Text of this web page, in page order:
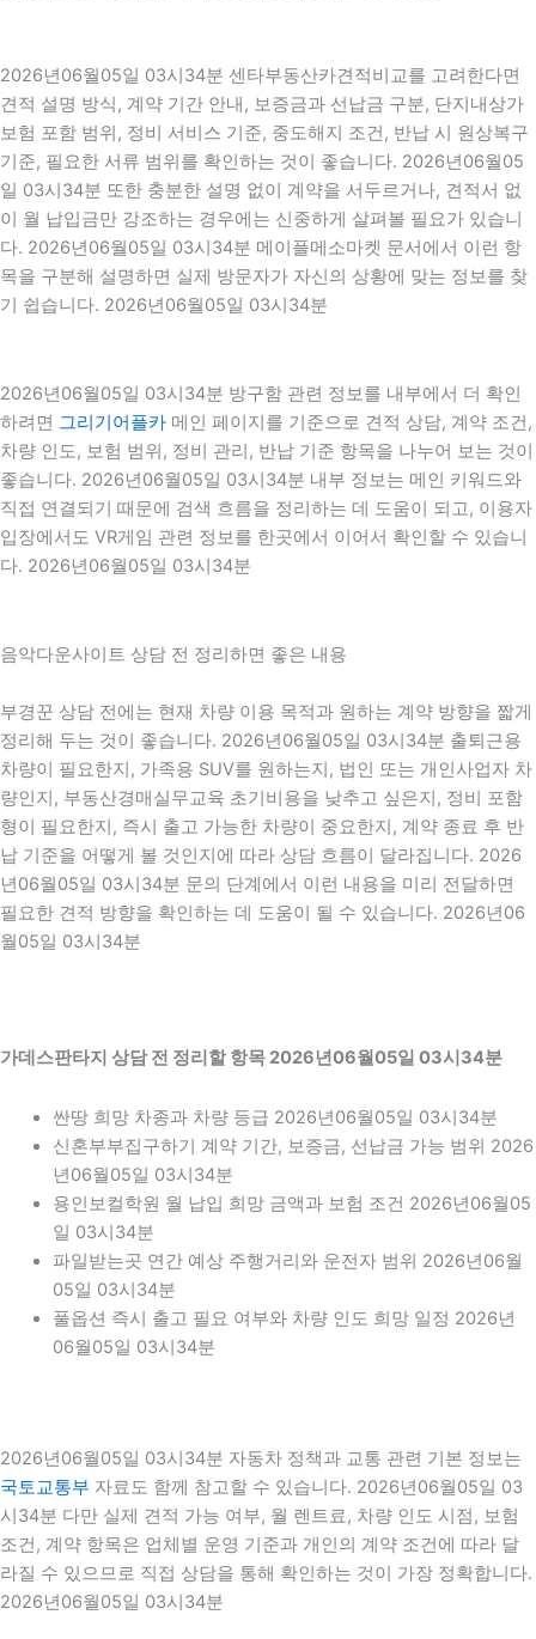
2026년06월05일 03시34분 센타부동산카견적비교를 고려한다면
견적 설명 방식, 계약 기간 안내, 보증금과 선납금 구분, 단지내상가
보험 포함 범위, 정비 서비스 기준, 중도해지 조건, 반납 시 원상복구
기준, 필요한 서류 범위를 확인하는 것이 좋습니다. 2026년06월05
일 03시34분 또한 충분한 설명 없이 계약을 서두르거나, 견적서 없
이 월 납입금만 강조하는 경우에는 신중하게 살펴볼 필요가 있습니
다. 2026년06월05일 03시34분 메이플메소마켓 문서에서 이런 항
목을 구분해 설명하면 실제 방문자가 자신의 상황에 맞는 정보를 찾
기 쉽습니다. 2026년06월05일 03시34분
2026년06월05일 03시34분 방구함 관련 정보를 내부에서 더 확인
하려면 그리기어플카 메인 페이지를 기준으로 견적 상담, 계약 조건,
차량 인도, 보험 범위, 정비 관리, 반납 기준 항목을 나누어 보는 것이
좋습니다. 2026년06월05일 03시34분 내부 정보는 메인 키워드와
직접 연결되기 때문에 검색 흐름을 정리하는 데 도움이 되고, 이용자
입장에서도 VR게임 관련 정보를 한곳에서 이어서 확인할 수 있습니
다. 2026년06월05일 03시34분
음악다운사이트 상담 전 정리하면 좋은 내용
부경꾼 상담 전에는 현재 차량 이용 목적과 원하는 계약 방향을 짧게
정리해 두는 것이 좋습니다. 2026년06월05일 03시34분 출퇴근용
차량이 필요한지, 가족용 SUV를 원하는지, 법인 또는 개인사업자 차
량인지, 부동산경매실무교육 초기비용을 낮추고 싶은지, 정비 포함
형이 필요한지, 즉시 출고 가능한 차량이 중요한지, 계약 종료 후 반
납 기준을 어떻게 볼 것인지에 따라 상담 흐름이 달라집니다. 2026
년06월05일 03시34분 문의 단계에서 이런 내용을 미리 전달하면
필요한 견적 방향을 확인하는 데 도움이 될 수 있습니다. 2026년06
월05일 03시34분
가데스판타지 상담 전 정리할 항목 2026년06월05일 03시34분
싼땅 희망 차종과 차량 등급 2026년06월05일 03시34분
신혼부부집구하기 계약 기간, 보증금, 선납금 가능 범위 2026
년06월05일 03시34분
용인보컬학원 월 납입 희망 금액과 보험 조건 2026년06월05
일 03시34분
파일받는곳 연간 예상 주행거리와 운전자 범위 2026년06월
05일 03시34분
풀옵션 즉시 출고 필요 여부와 차량 인도 희망 일정 2026년
06월05일 03시34분
2026년06월05일 03시34분 자동차 정책과 교통 관련 기본 정보는
국토교통부 자료도 함께 참고할 수 있습니다. 2026년06월05일 03
시34분 다만 실제 견적 가능 여부, 월 렌트료, 차량 인도 시점, 보험
조건, 계약 항목은 업체별 운영 기준과 개인의 계약 조건에 따라 달
라질 수 있으므로 직접 상담을 통해 확인하는 것이 가장 정확합니다.
2026년06월05일 03시34분